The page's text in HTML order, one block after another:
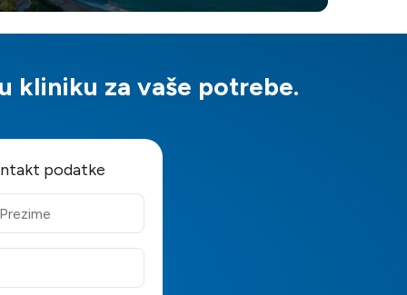
kliniku za vaše potrebe.
podatke